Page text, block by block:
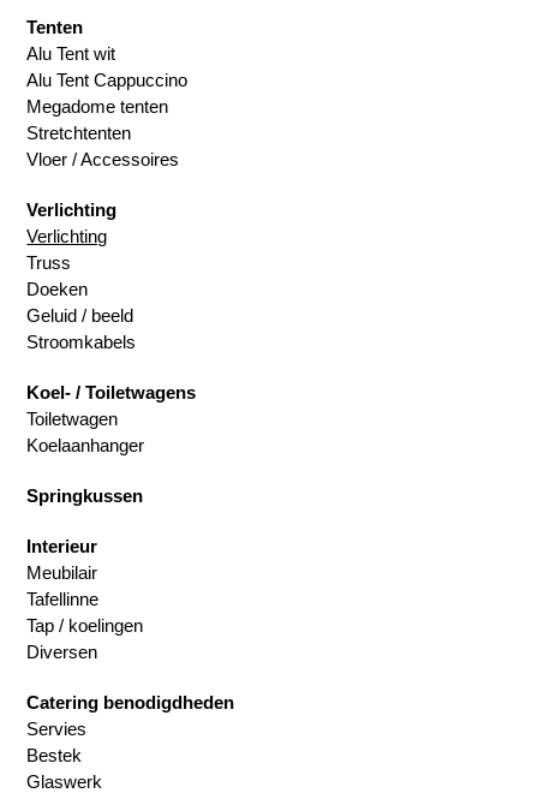
Tenten
Alu Tent wit
Alu Tent Cappuccino
Megadome tenten
Stretchtenten
Vloer / Accessoires
Verlichting
Verlichting
Truss
Doeken
Geluid / beeld
Stroomkabels
Koel- / Toiletwagens
Toiletwagen
Koelaanhanger
Springkussen
Interieur
Meubilair
Tafellinne
Tap / koelingen
Diversen
Catering benodigdheden
Servies
Bestek
Glaswerk